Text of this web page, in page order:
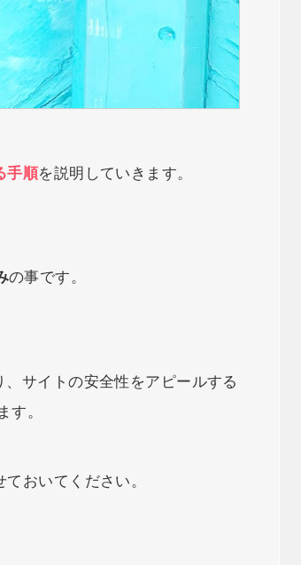
手順を説明していきます。
の事です。
サイトの安全性をアピールする
す。
おいてください。